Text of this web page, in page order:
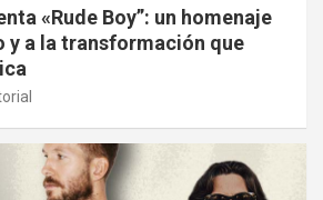
«Rude Boy”: un homenaje
y a la transformación que